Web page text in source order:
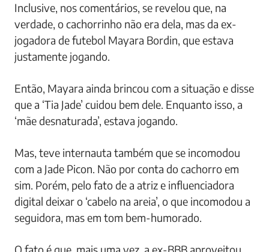
Inclusive, nos comentários, se revelou que, na
verdade, o cachorrinho não era dela, mas da ex-
jogadora de futebol Mayara Bordin, que estava
justamente jogando.
Então, Mayara ainda brincou com a situação e disse
que a ‘Tia Jade’ cuidou bem dele. Enquanto isso, a
‘mãe desnaturada’, estava jogando.
Mas, teve internauta também que se incomodou
com a Jade Picon. Não por conta do cachorro em
sim. Porém, pelo fato de a atriz e influenciadora
digital deixar o ‘cabelo na areia’, o que incomodou a
seguidora, mas em tom bem-humorado.